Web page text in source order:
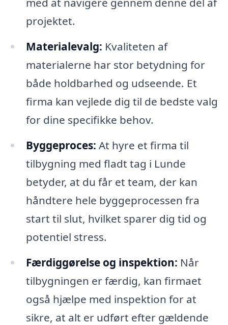
projektet.
Materialevalg: Kvaliteten af
materialerne har stor betydning for
både holdbarhed og udseende. Et
firma kan vejlede dig til de bedste valg
for dine specifikke behov.
Byggeproces: At hyre et firma til
tilbygning med fladt tag i Lunde
betyder, at du får et team, der kan
håndtere hele byggeprocessen fra
start til slut, hvilket sparer dig tid og
potentiel stress.
Færdiggørelse og inspektion: Når
tilbygningen er færdig, kan firmaet
også hjælpe med inspektion for at
sikre, at alt er udført efter gældende